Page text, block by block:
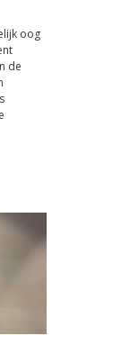
oog
de